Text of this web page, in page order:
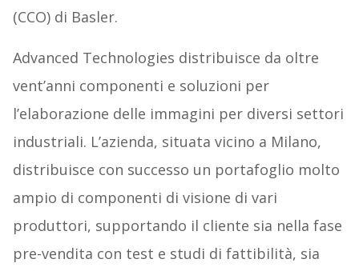
(CCO) di Basler.
Advanced Technologies distribuisce da oltre
vent’anni componenti e soluzioni per
l’elaborazione delle immagini per diversi settori
industriali. L’azienda, situata vicino a Milano,
distribuisce con successo un portafoglio molto
ampio di componenti di visione di vari
produttori, supportando il cliente sia nella fase
pre-vendita con test e studi di fattibilità, sia